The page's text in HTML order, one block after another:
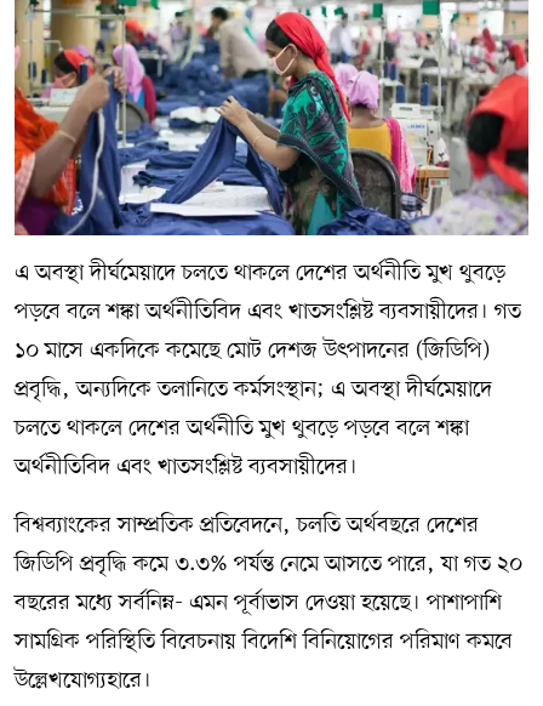
এ অবস্থা দীর্ঘমেয়াদে চলতে থাকলে দেশের অর্থনীতি মুখ থুবড়ে
পড়বে বলে শঙ্কা অর্থনীতিবিদ এবং খাতসংশ্লিষ্ট ব্যবসায়ীদের। গত
১০ মাসে একদিকে কমেছে মোট দেশজ উৎপাদনের (জিডিপি)
প্রবৃদ্ধি, অন্যদিকে তলানিতে কর্মসংস্থান; এ অবস্থা দীর্ঘমেয়াদে
চলতে থাকলে দেশের অর্থনীতি মুখ থুবড়ে পড়বে বলে শঙ্কা
অর্থনীতিবিদ এবং খাতসংশ্লিষ্ট ব্যবসায়ীদের।
বিশ্বব্যাংকের সাম্প্রতিক প্রতিবেদনে, চলতি অর্থবছরে দেশের
জিডিপি প্রবৃদ্ধি কমে ৩.৩% পর্যন্ত নেমে আসতে পারে, যা গত ২০
বছরের মধ্যে সর্বনিম্ন- এমন পূর্বাভাস দেওয়া হয়েছে। পাশাপাশি
সামগ্রিক পরিস্থিতি বিবেচনায় বিদেশি বিনিয়োগের পরিমাণ কমবে
উল্লেখযোগ্যহারে।